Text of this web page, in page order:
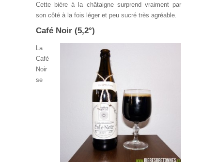
Cette bière à la châtaigne surprend vraiment par
son côté à la fois léger et peu sucré très agréable.
Café Noir (5,2°)
La
Café
Noir
se